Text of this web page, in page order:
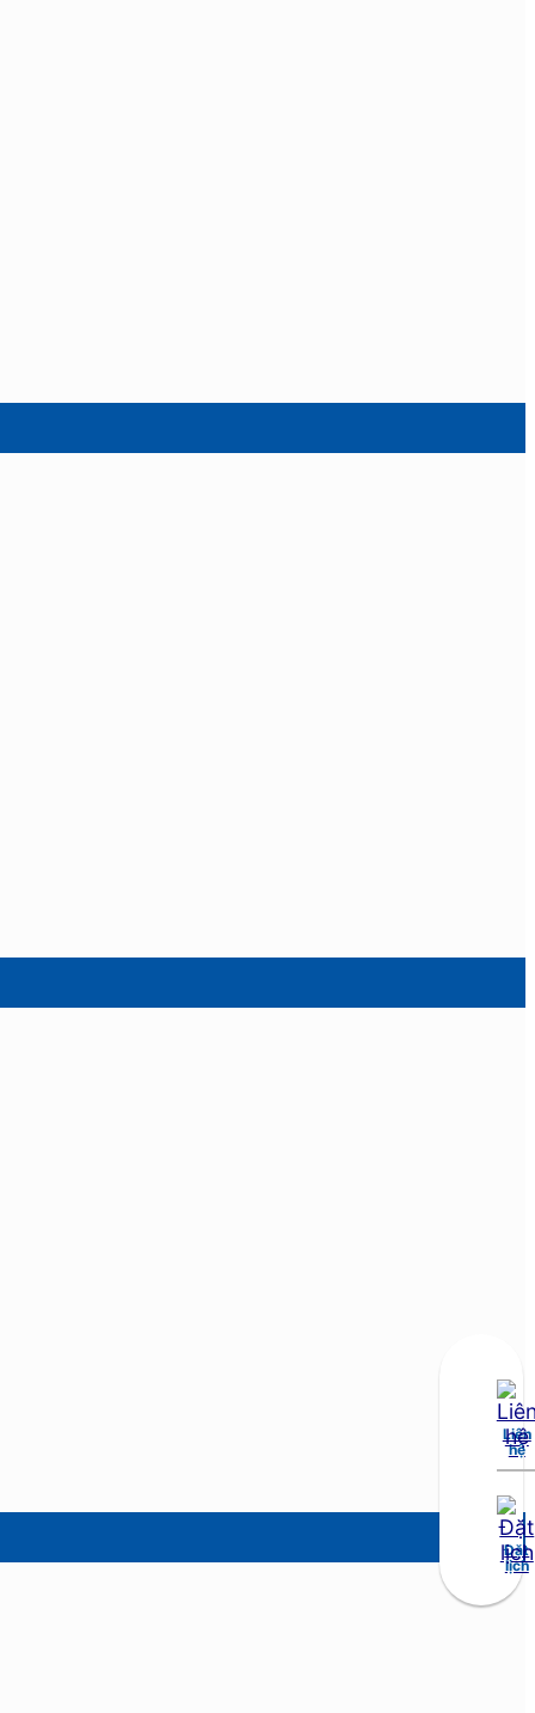
Liên
hệ
Đặt
lịch